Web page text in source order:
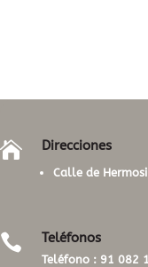
 Direcciones
Calle de
 Teléfonos
Teléfono : 91 082